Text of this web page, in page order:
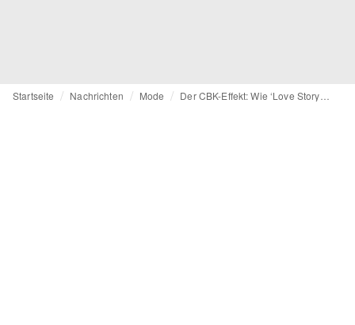
Startseite Nachrichten Mode